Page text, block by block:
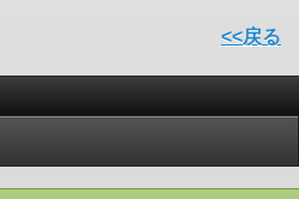
<<戻る